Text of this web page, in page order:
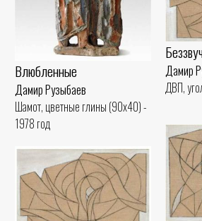
Влюбленные
Дамир Рузыбаев
Шамот, цветные глины (90x40) -
1978 год
Дамир
ДВП,